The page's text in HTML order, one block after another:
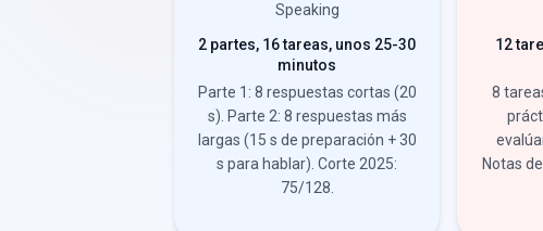
Speaking
2 partes, 16 tareas, unos 25-30
minutos
Parte 1: 8 respuestas cortas (20
s). Parte 2: 8 respuestas más
largas (15 s de preparación + 30
s para hablar). Corte 2025:
75/128.
12
8
Notas